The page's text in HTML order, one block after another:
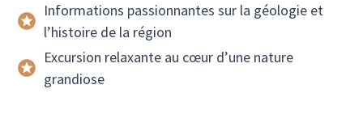
Informations passionnantes sur la géologie et
l’histoire de la région
Excursion relaxante au cœur d’une nature
grandiose